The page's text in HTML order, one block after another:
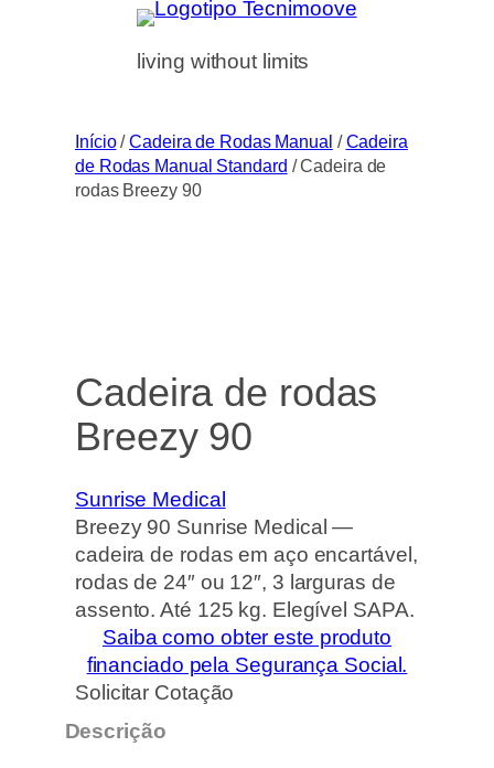
living without limits
Início/Cadeira de Rodas Manual /Cadeira
de Rodas Manual Standard / Cadeira de
rodas Breezy 90
Cadeira de rodas
Breezy 90
Sunrise Medical
Breezy 90 Sunrise Medical —
cadeira de rodas em aço encartável,
rodas de 24″ ou 12″, 3 larguras de
assento. Até 125 kg. Elegível SAPA.
Saiba como obter este produto
financiado pela Segurança Social.
Solicitar Cotação
Descrição